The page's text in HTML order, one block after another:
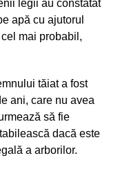
legii au constatat
apă cu ajutorul
mai probabil,
tăiat a fost
ani, care nu avea
să fie
dacă este
a arborilor.